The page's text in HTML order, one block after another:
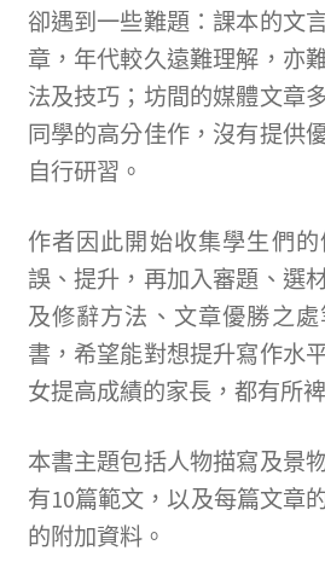
卻遇到一些難題：課本的文
章，年代較久遠難理解，亦
法及技巧；坊間的媒體文章
同學的高分佳作，沒有提供
自行研習。
作者因此開始收集學生們
誤、提升，再加入審題、選
及修辭方法、文章優勝之
書，希望能對想提升寫作水
女提高成績的家長，都有所
本書主題包括人物描寫及景
有10篇範文，以及每篇文章
的附加資料。